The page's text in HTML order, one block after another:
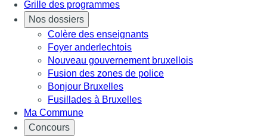
Grille des programmes
Nos dossiers
Colère des enseignants
Foyer anderlechtois
Nouveau gouvernement bruxellois
Fusion des zones de police
Bonjour Bruxelles
Fusillades à Bruxelles
Ma Commune
Concours